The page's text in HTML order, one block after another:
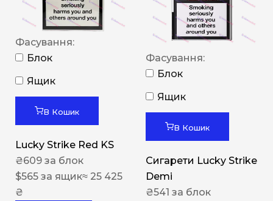
Фасування:
Блок
Ящик
В Кошик
Lucky Strike Red KS
₴609 за блок
$565 за ящик≈ 25 425
₴
Фасування:
Блок
Ящик
В Кошик
Сигарети Lucky Strike
Demi
₴541 за блок